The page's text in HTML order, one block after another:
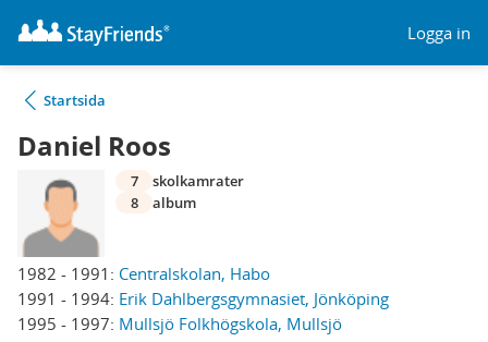
Logga in
Startsida
Daniel Roos
1982 - 1991: Centralskolan, Habo
1991 - 1994: Erik Dahlbergsgymnasiet, Jönköping
1995 - 1997: Mullsjö Folkhögskola, Mullsjö
7
skolkamrater
8
album